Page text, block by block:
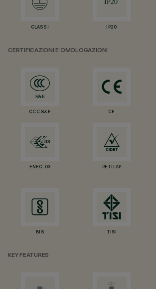
CLASS I IP20
CERTIFICAZIONI E OMOLOGAZIONI
CCC S&E CE
ENEC-03 RETILAP
BIS TISI
KEY FEATURES